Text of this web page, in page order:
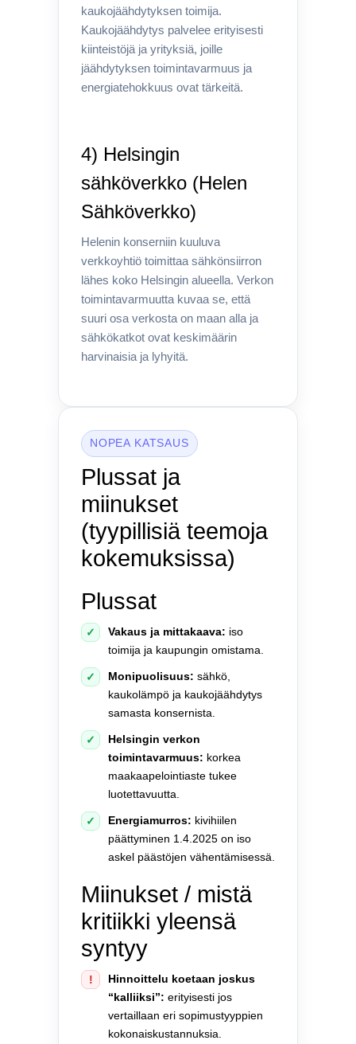
kaukojäähdytyksen toimija.
Kaukojäähdytys palvelee erityisesti
kiinteistöjä ja yrityksiä, joille
jäähdytyksen toimintavarmuus ja
energiatehokkuus ovat tärkeitä.
4) Helsingin
sähköverkko (Helen
Sähköverkko)
Helenin konserniin kuuluva
verkkoyhtiö toimittaa sähkönsiirron
lähes koko Helsingin alueella. Verkon
toimintavarmuutta kuvaa se, että
suuri osa verkosta on maan alla ja
sähkökatkot ovat keskimäärin
harvinaisia ja lyhyitä.
NOPEA KATSAUS
Plussat ja
miinukset
(tyypillisiä teemoja
kokemuksissa)
Plussat
✓ Vakaus ja mittakaava: iso
toimija ja kaupungin omistama.
✓ Monipuolisuus: sähkö,
kaukolämpö ja kaukojäähdytys
samasta konsernista.
✓
Helsingin verkon
toimintavarmuus: korkea
maakaapelointiaste tukee
luotettavuutta.
✓ Energiamurros: kivihiilen
päättyminen 1.4.2025 on iso
askel päästöjen vähentämisessä.
Miinukset / mistä
kritiikki yleensä
syntyy
!
Hinnoittelu koetaan joskus
“kalliiksi”: erityisesti jos
vertaillaan eri sopimustyyppien
kokonaiskustannuksia.